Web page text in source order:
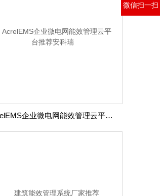
AcrelEMS企业微电网能效管理云平台推荐安科瑞
微信扫一扫